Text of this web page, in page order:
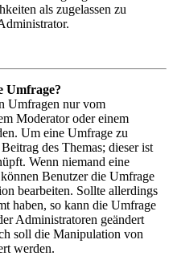
als zugelassen zu
Umfrage?
Umfragen nur vom
Moderator oder einem
Um eine Umfrage zu
des Themas; dieser ist
Wenn niemand eine
Benutzer die Umfrage
bearbeiten. Sollte allerdings
haben, so kann die Umfrage
Administratoren geändert
soll die Manipulation von
werden.